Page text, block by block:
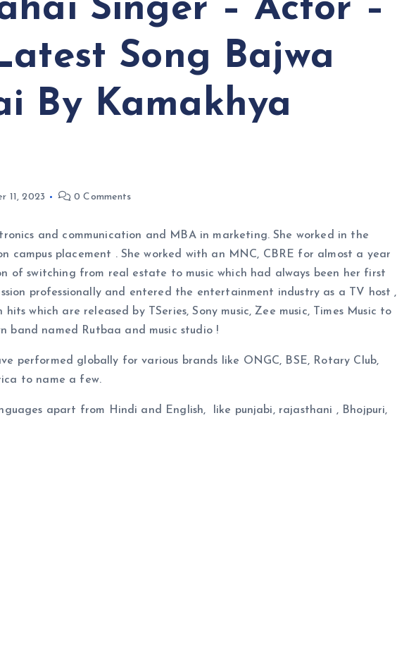
Singer – Actor –
Song Bajwa
By Kamakhya
11, 2023 0 Comments
and communication and MBA in marketing. She worked in the
campus placement . She worked with an MNC, CBRE for almost a year
of switching from real estate to music which had always been her first
professionally and entered the entertainment industry as a TV host ,
hits which are released by TSeries, Sony music, Zee music, Times Music to
band named Rutbaa and music studio !
performed globally for various brands like ONGC, BSE, Rotary Club,
to name a few.
apart from Hindi and English, like punjabi, rajasthani , Bhojpuri,